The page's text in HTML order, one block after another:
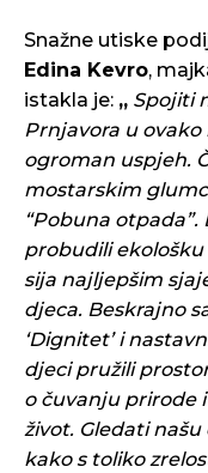
Snažne utiske
Edina Kevro,
istakla je: „ Spojiti
Prnjavora u
ogroman uspjeh.
mostarskim
“Pobuna
probudili ekološku
sija najljepšim
djeca. Beskrajno
‘Dignitet’ i
djeci pružili
o čuvanju prirode
život. Gledati našu
kako s toliko